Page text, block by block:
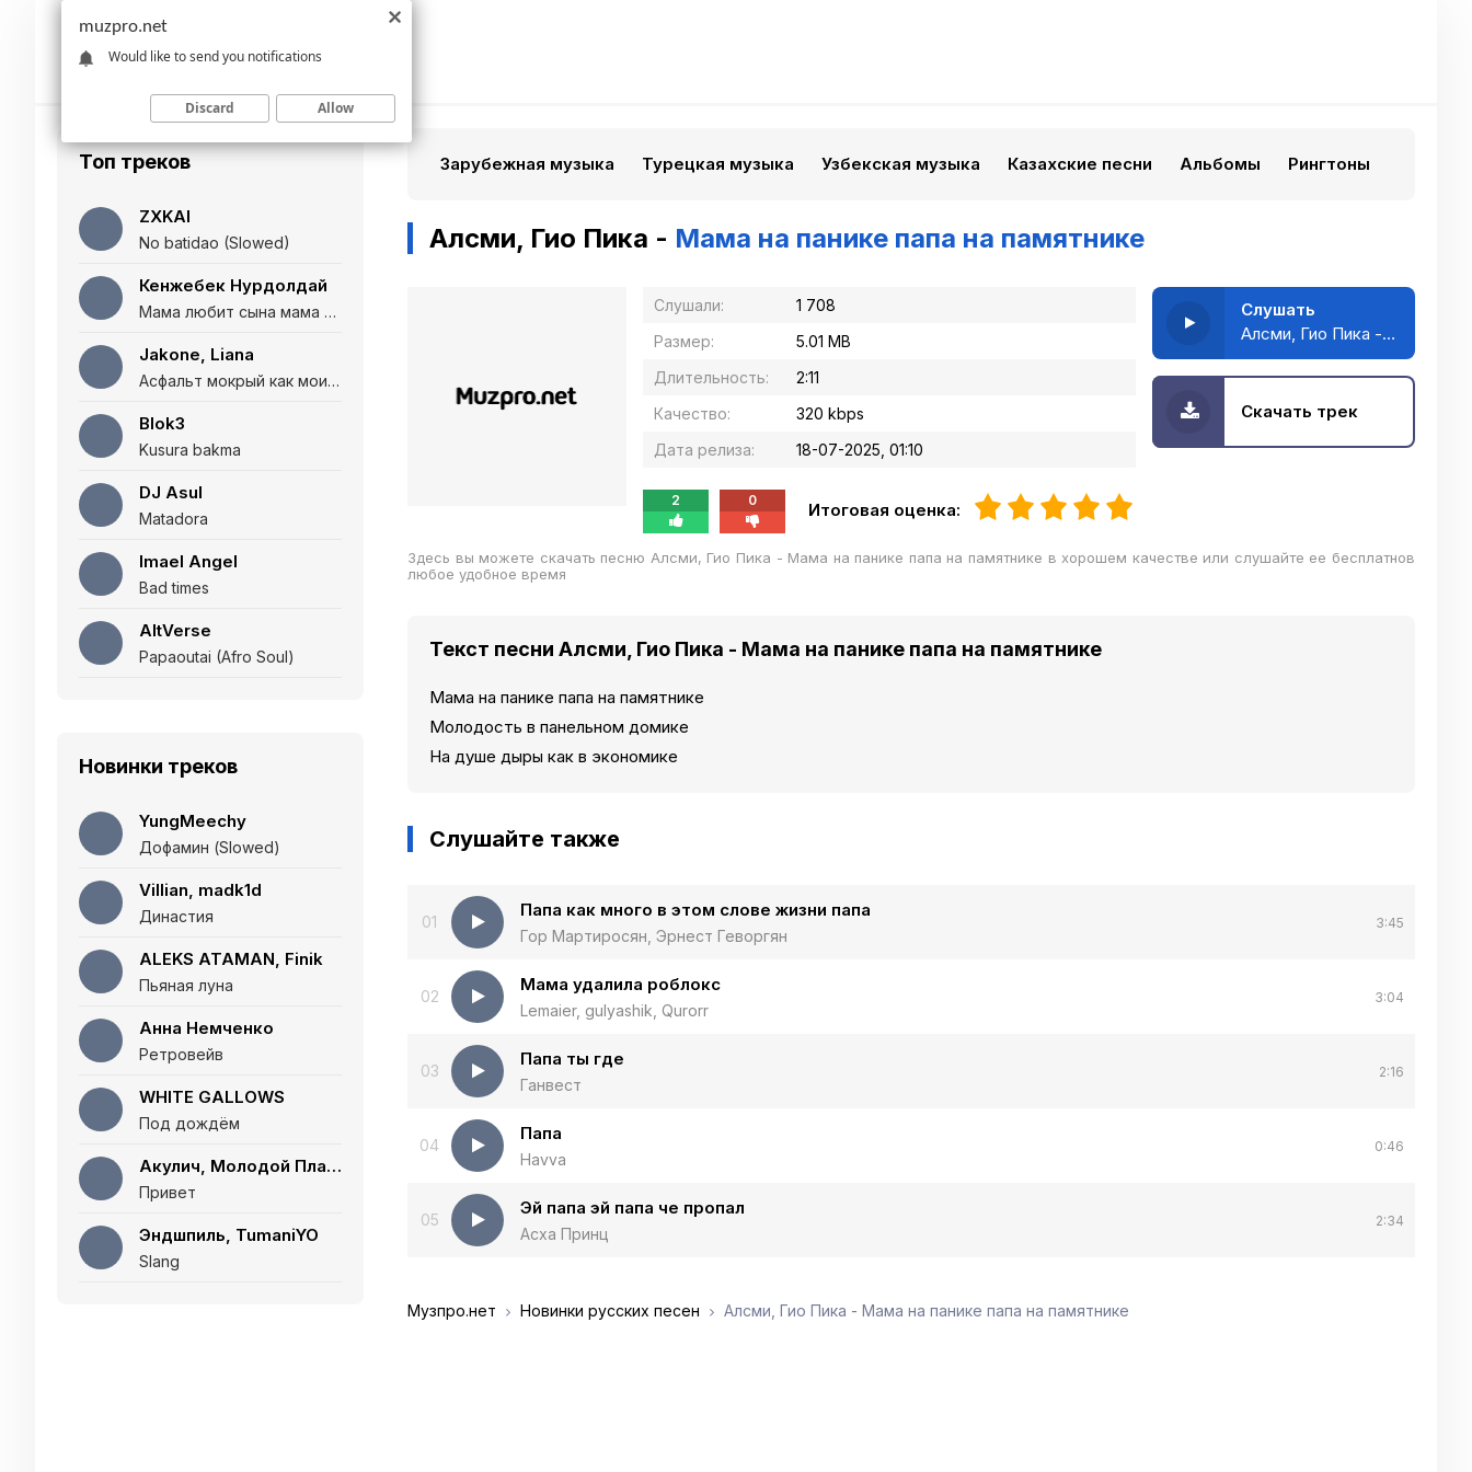
Топ треков
ZXKAI
No batidao (Slowed)
Кенжебек Нурдолдай
Мама любит сына мама любит дочь (Полная версия)
Jakone, Liana
Асфальт мокрый как мои глаза и я нарезаю
Blok3
Kusura bakma
DJ Asul
Matadora
Imael Angel
Bad times
AltVerse
Papaoutai (Afro Soul)
Новинки треков
YungMeechy
Дофамин (Slowed)
Villian, madk1d
Династия
ALEKS ATAMAN, Finik
Пьяная луна
Анна Немченко
Ретровейв
WHITE GALLOWS
Под дождём
Акулич, Молодой Платон
Привет
Эндшпиль, TumaniYO
Slang
Зарубежная музыка Турецкая музыка Узбекская музыка Казахские песни Альбомы Рингтоны
Алсми, Гио Пика - Мама на панике папа на памятнике
Слушали:
1 708
Размер:
5.01 MB
Длительность:
2:11
Качество:
320 kbps
Дата релиза:
18-07-2025, 01:10
2 0 Итоговая оценка:
Слушать
Алсми, Гио Пика - Мама на панике папа на памятнике
Скачать трек
Здесь вы можете скачать песню Алсми, Гио Пика - Мама на панике папа на памятнике в хорошем качестве или слушайте ее бесплатнов
любое удобное время
Текст песни Алсми, Гио Пика - Мама на панике папа на памятнике
Мама на панике папа на памятнике
Молодость в панельном домике
На душе дыры как в экономике
Слушайте также
01
Папа как много в этом слове жизни папа
Гор Мартиросян, Эрнест Геворгян
3:45
02
Мама удалила роблокс
Lemaier, gulyashik, Qurorr
3:04
03
Папа ты где
Ганвест
2:16
04
Папа
Havva
0:46
05
Эй папа эй папа че пропал
Асха Принц
2:34
Музпро.нет Новинки русских песен Алсми, Гио Пика - Мама на панике папа на памятнике
muzpro.net
Would like to send you notifications
Discard Allow